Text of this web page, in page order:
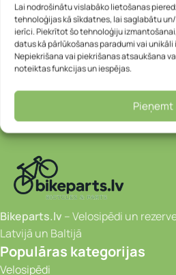
Lai nodrošinātu vislabāko lietošanas
tehnoloģijas kā sīkdatnes, lai saglabātu
ierīci. Piekrītot šo tehnoloģiju
datus kā pārlūkošanas paradumi vai
Nepiekrišana vai piekrišanas atsaukšana
noteiktas funkcijas un iespējas.
Pieņemt
Bikeparts.lv – Velosipēdi un
Latvijā un Baltijā
Populāras kategorijas
Velosipēdi